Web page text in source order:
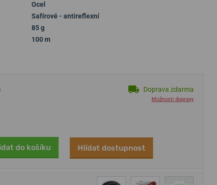
Ocel
Safírové - antireflexní
85 g
100 m
Doprava zdarma
Možnosti dopravy
do košíku Hlídat dostupnost